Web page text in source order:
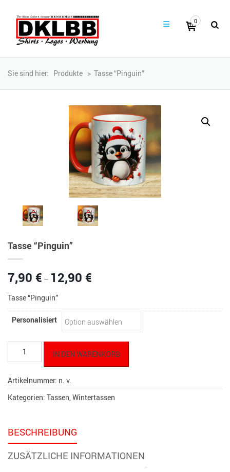
0
Sie sind hier: Produkte > Tasse “Pinguin”
Tasse “Pinguin”
7,90 € – 12,90 €
Tasse “Pinguin”
Personalisiert
"Pinguin"
IN DEN WARENKORB
Artikelnummer: n. v.
Kategorien: Tassen Wintertassen
BESCHREIBUNG
ZUSÄTZLICHE INFORMATIONEN